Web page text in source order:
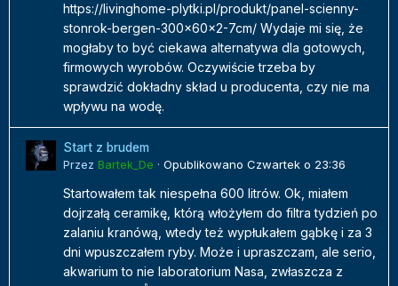
https://livinghome-plytki.pl/produkt/panel-scienny-
stonrok-bergen-300x60x2-7cm/ Wydaje mi się, że
mogłaby to być ciekawa alternatywa dla gotowych,
firmowych wyrobów. Oczywiście trzeba by
sprawdzić dokładny skład u producenta, czy nie ma
wpływu na wodę.
Start z brudem
Przez Bartek_De · Opublikowano Czwartek o 23:36
Startowałem tak niespełna 600 litrów. Ok, miałem
dojrzałą ceramikę, którą włożyłem do filtra tydzień po
zalaniu kranówą, wtedy też wypłukałem gąbkę i za 3
dni wpuszczałem ryby. Może i upraszczam, ale serio,
akwarium to nie laboratorium Nasa, zwłaszcza z